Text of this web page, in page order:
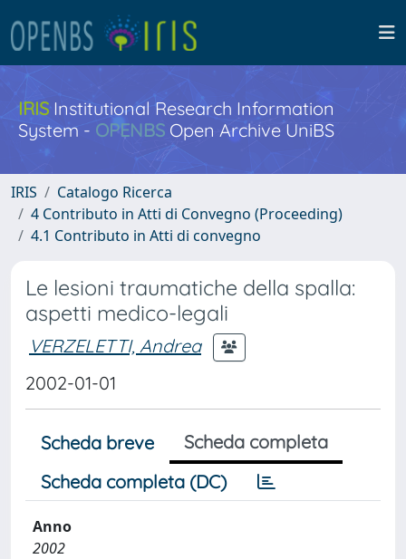
IRISInstitutional Research Information
System - OPENBS Open Archive UniBS
IRIS
Catalogo Ricerca
4 Contributo in Atti di Convegno (Proceeding)
4.1 Contributo in Atti di convegno
Le lesioni traumatiche della spalla:
aspetti medico-legali
VERZELETTI, Andrea
2002-01-01
Scheda breve
Scheda completa
Scheda completa (DC)
Anno
2002